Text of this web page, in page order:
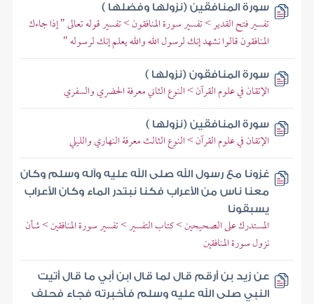
سورة المنافقين (نزولها وفضلها )
تفسير فتح القدير > تفسير سورة المنافقون > تفسير قوله تعالى " إذا جاءك
المنافقون قالوا نشهد إنك لرسول الله والله يعلم إنك لرسوله "
سورة المنافقون (نزولها )
الإتقان في علوم القرآن > النوع الثاني معرفة الحضري والسفري
سورة المنافقين (نزولها )
الإتقان في علوم القرآن > النوع الثالث معرفة النهاري والليلي
غزونا مع رسول الله صلى الله عليه وآله وسلم وكان
معنا ناس من الأعراب فكنا نبتدر الماء وكان الأعراب
يسبقونا
المستدرك على الصحيحين > كتاب التفسير > تفسير سورة المنافقين > شأن
نزول سورة المنافقين
عن زيد بن أرقم قال لما قال ابن أبي ما قال أتيت
النبي صلى الله عليه وسلم فأخبرته فجاء فحلف